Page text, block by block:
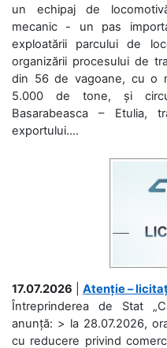
un echipaj de
mecanic - un pas
exploatării parcului de
organizării procesului de
din 56 de vagoane, cu o
5.000 de tone, și
Basarabeasca – Etulia,
exportului....
17.07.2026
Atenție –
Întreprinderea de Stat
anunță: > la 28.07.2026,
cu reducere privind